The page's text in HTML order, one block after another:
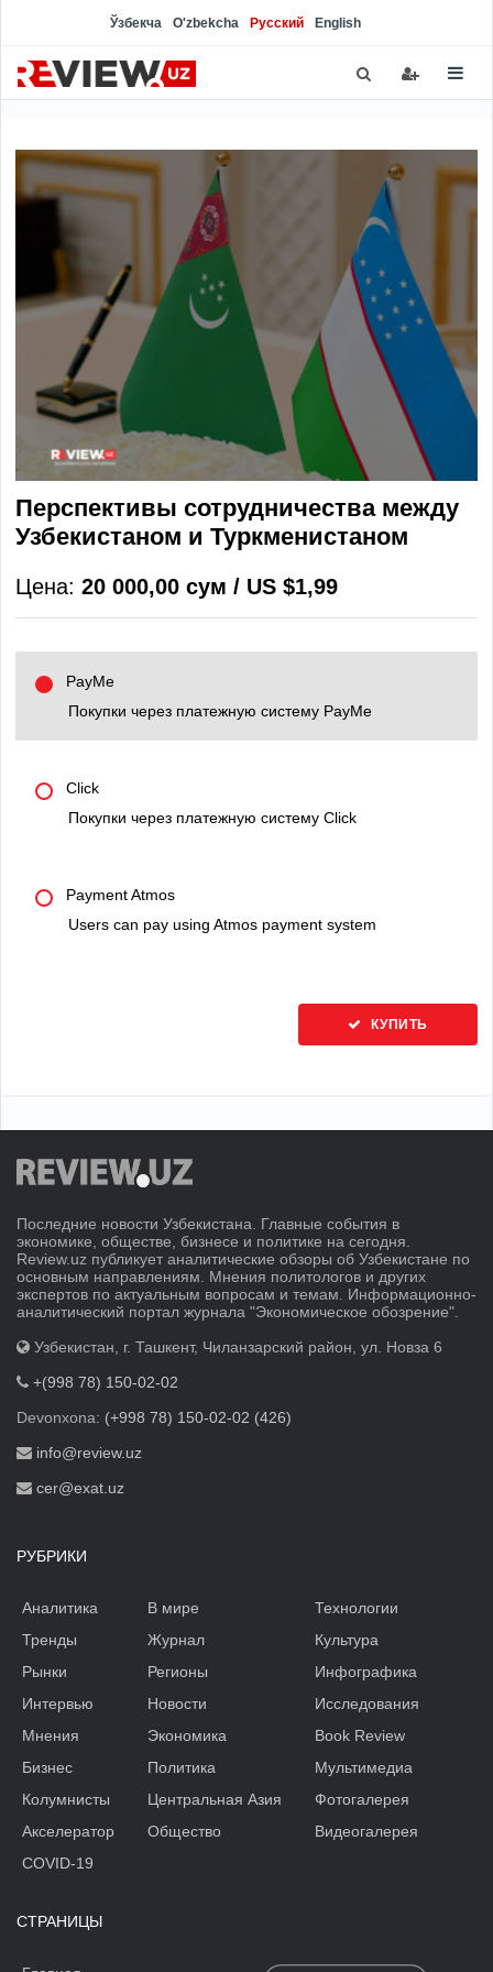
Ўзбекча O'zbekcha Русский English
Перспективы сотрудничества между
Узбекистаном и Туркменистаном
Цена: 20 000,00 сум / US $1,99
PayMe
Покупки через платежную систему PayMe
Click
Покупки через платежную систему Click
Payment Atmos
Users can pay using Atmos payment system
КУПИТЬ
Последние новости Узбекистана. Главные события в
экономике, обществе, бизнесе и политике на сегодня.
Review.uz публикует аналитические обзоры об Узбекистане по
основным направлениям. Мнения политологов и других
экспертов по актуальным вопросам и темам. Информационно-
аналитический портал журнала "Экономическое обозрение".
Узбекистан, г. Ташкент, Чиланзарский район, ул. Новза 6
+(998 78) 150-02-02
Devonxona: (+998 78) 150-02-02 (426)
info@review.uz
cer@exat.uz
РУБРИКИ
Аналитика
Тренды
Рынки
Интервью
Мнения
Бизнес
Колумнисты
Акселератор
В мире
Журнал
Регионы
Новости
Экономика
Политика
Центральная Азия
Общество
Технологии
Культура
Инфографика
Исследования
Book Review
Мультимедиа
Фотогалерея
Видеогалерея
COVID-19
СТРАНИЦЫ